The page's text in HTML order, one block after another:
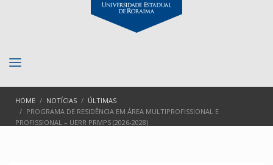
HOME NOTÍCIAS
ÚLTIMAS
PROGRAMA DE RESIDÊNCIA EM ÁREA MULTIPROFISSIONAL E
PROFISSIONAL – UERR PRMPS (2026-2028)